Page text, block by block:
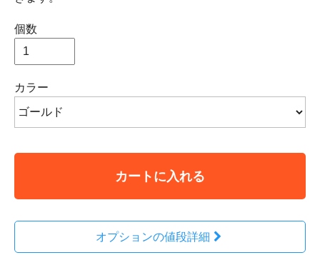
個数
カラー
カートに入れる
オプションの値段詳細